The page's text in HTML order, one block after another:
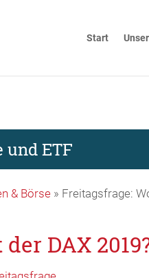
Start
und ETF
& Börse» Freitagsfrage:
DAX